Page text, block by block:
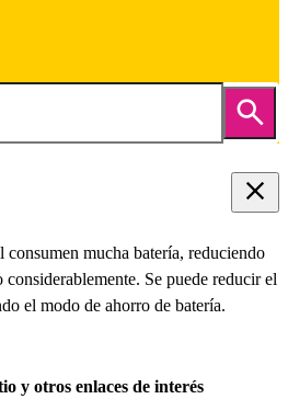
mucha batería, reduciendo
Se puede reducir el
el modo de ahorro de batería.
y otros enlaces de interés